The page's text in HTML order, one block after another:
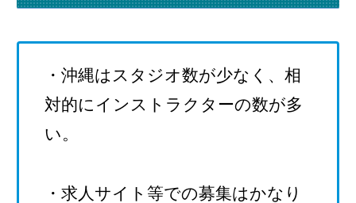
・沖縄はスタジオ数が少なく、相
対的にインストラクターの数が多
い。
・求人サイト等での募集はかなり